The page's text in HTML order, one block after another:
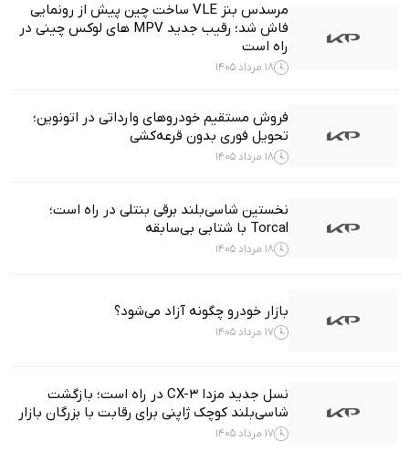
مرسدس بنز VLE ساخت چین پیش از رونمایی
فاش شد؛ رقیب جدید MPV های لوکس چینی در
راه است
18 مرداد 1405
فروش مستقیم خودروهای وارداتی در اتونوین؛
تحویل فوری بدون قرعه‌کشی
18 مرداد 1405
نخستین شاسی‌بلند برقی بنتلی در راه است؛
Torcal با شتابی بی‌سابقه
18 مرداد 1405
بازار خودرو چگونه آزاد می‌شود؟
17 مرداد 1405
نسل جدید مزدا CX-3 در راه است؛ بازگشت
شاسی‌بلند کوچک ژاپنی برای رقابت با بزرگان بازار
17 مرداد 1405